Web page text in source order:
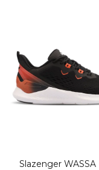
Slazenger WASSA